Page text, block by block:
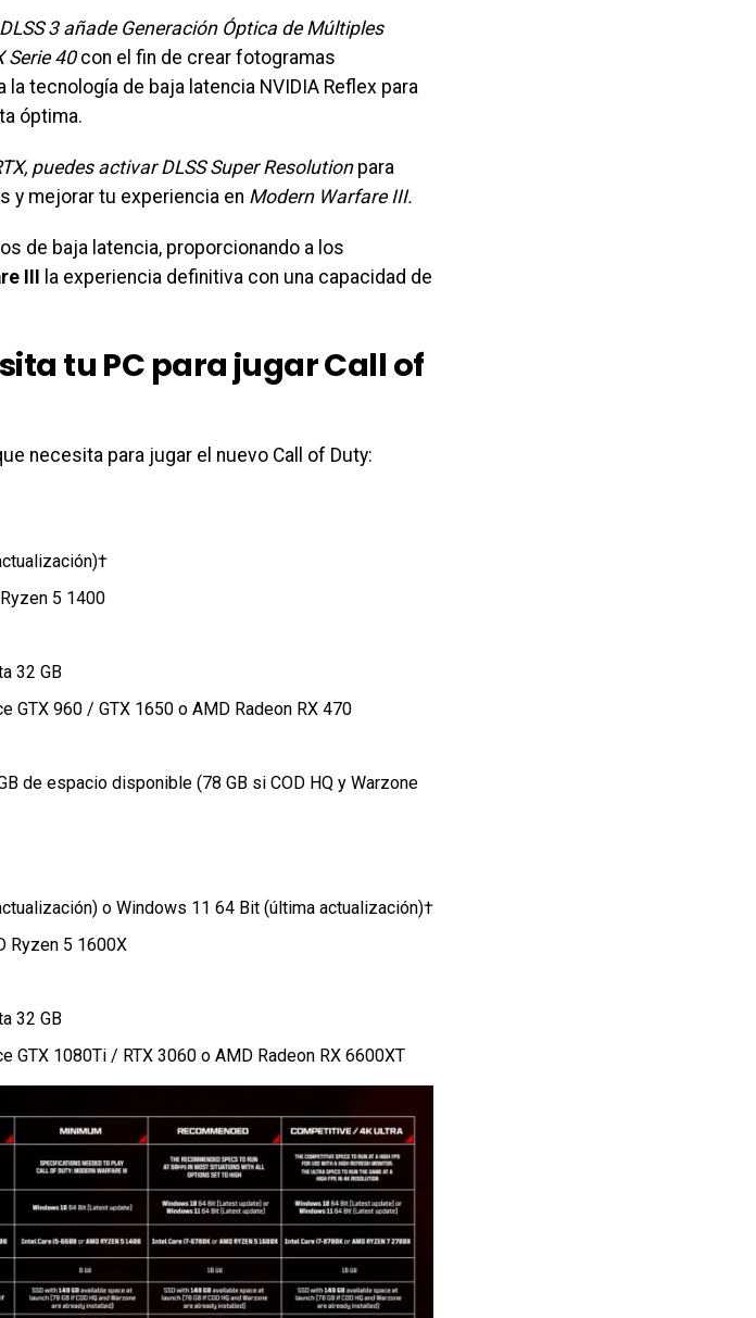
3 añade Generación Óptica de Múltiples
Serie 40 con el fin de crear fotogramas
tecnología de baja latencia NVIDIA Reflex para
óptima.
puedes activar DLSS Super Resolutionpara
y mejorar tu experiencia en Modern Warfare III.
de baja latencia, proporcionando a los
III la experiencia definitiva con una capacidad de
tu PC para jugar Call of
necesita para jugar el nuevo Call of Duty:
5 1400
32 GB
GTX 960 / GTX 1650 o AMD Radeon RX 470
de espacio disponible (78 GB si COD HQ y Warzone
o Windows 11 64 Bit (última actualización)†
Ryzen 5 1600X
32 GB
GTX 1080Ti / RTX 3060 o AMD Radeon RX 6600XT